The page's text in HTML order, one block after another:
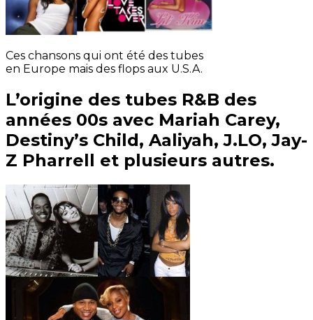
Ces chansons qui ont été des tubes
en Europe mais des flops aux U.S.A.
L’origine des tubes R&B des
années 00s avec Mariah Carey,
Destiny’s Child, Aaliyah, J.LO, Jay-
Z Pharrell et plusieurs autres.